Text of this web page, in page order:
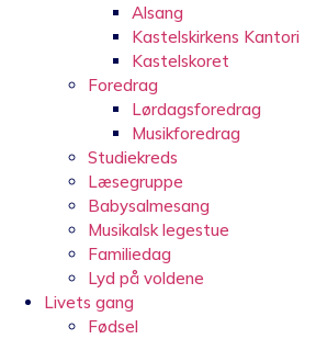
Alsang
Kastelskirkens Kantori
Kastelskoret
Foredrag
Lørdagsforedrag
Musikforedrag
Studiekreds
Læsegruppe
Babysalmesang
Musikalsk legestue
Familiedag
Lyd på voldene
Livets gang
Fødsel